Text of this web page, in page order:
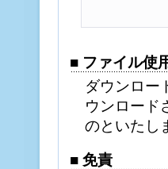
■ ファイル使
ダウンロー
ウンロード
のといたし
■ 免責